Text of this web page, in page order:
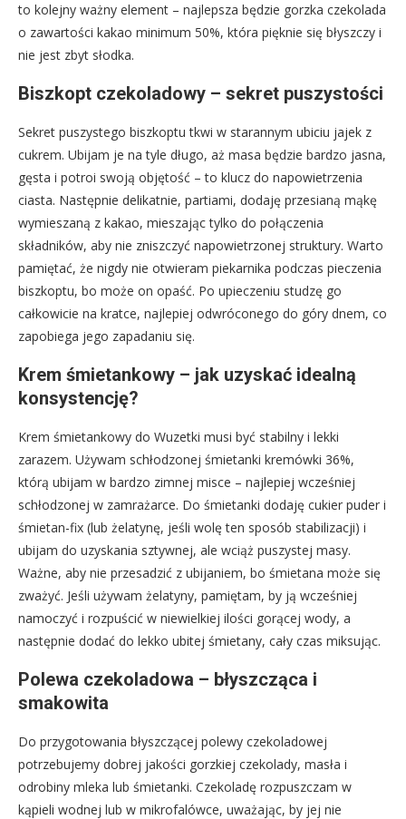
to kolejny ważny element – najlepsza będzie gorzka czekolada
o zawartości kakao minimum 50%, która pięknie się błyszczy i
nie jest zbyt słodka.
Biszkopt czekoladowy – sekret puszystości
Sekret puszystego biszkoptu tkwi w starannym ubiciu jajek z
cukrem. Ubijam je na tyle długo, aż masa będzie bardzo jasna,
gęsta i potroi swoją objętość – to klucz do napowietrzenia
ciasta. Następnie delikatnie, partiami, dodaję przesianą mąkę
wymieszaną z kakao, mieszając tylko do połączenia
składników, aby nie zniszczyć napowietrzonej struktury. Warto
pamiętać, że nigdy nie otwieram piekarnika podczas pieczenia
biszkoptu, bo może on opaść. Po upieczeniu studzę go
całkowicie na kratce, najlepiej odwróconego do góry dnem, co
zapobiega jego zapadaniu się.
Krem śmietankowy – jak uzyskać idealną
konsystencję?
Krem śmietankowy do Wuzetki musi być stabilny i lekki
zarazem. Używam schłodzonej śmietanki kremówki 36%,
którą ubijam w bardzo zimnej misce – najlepiej wcześniej
schłodzonej w zamrażarce. Do śmietanki dodaję cukier puder i
śmietan-fix (lub żelatynę, jeśli wolę ten sposób stabilizacji) i
ubijam do uzyskania sztywnej, ale wciąż puszystej masy.
Ważne, aby nie przesadzić z ubijaniem, bo śmietana może się
zważyć. Jeśli używam żelatyny, pamiętam, by ją wcześniej
namoczyć i rozpuścić w niewielkiej ilości gorącej wody, a
następnie dodać do lekko ubitej śmietany, cały czas miksując.
Polewa czekoladowa – błyszcząca i
smakowita
Do przygotowania błyszczącej polewy czekoladowej
potrzebujemy dobrej jakości gorzkiej czekolady, masła i
odrobiny mleka lub śmietanki. Czekoladę rozpuszczam w
kąpieli wodnej lub w mikrofalówce, uważając, by jej nie